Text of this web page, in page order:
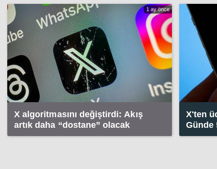
1 ay önce
X algoritmasını değiştirdi: Akış
artık daha “dostane” olacak
X'ten
Günde